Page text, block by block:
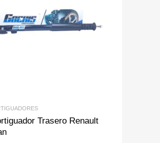
Add to Wishlist
Add to Compare
Trasero Renault